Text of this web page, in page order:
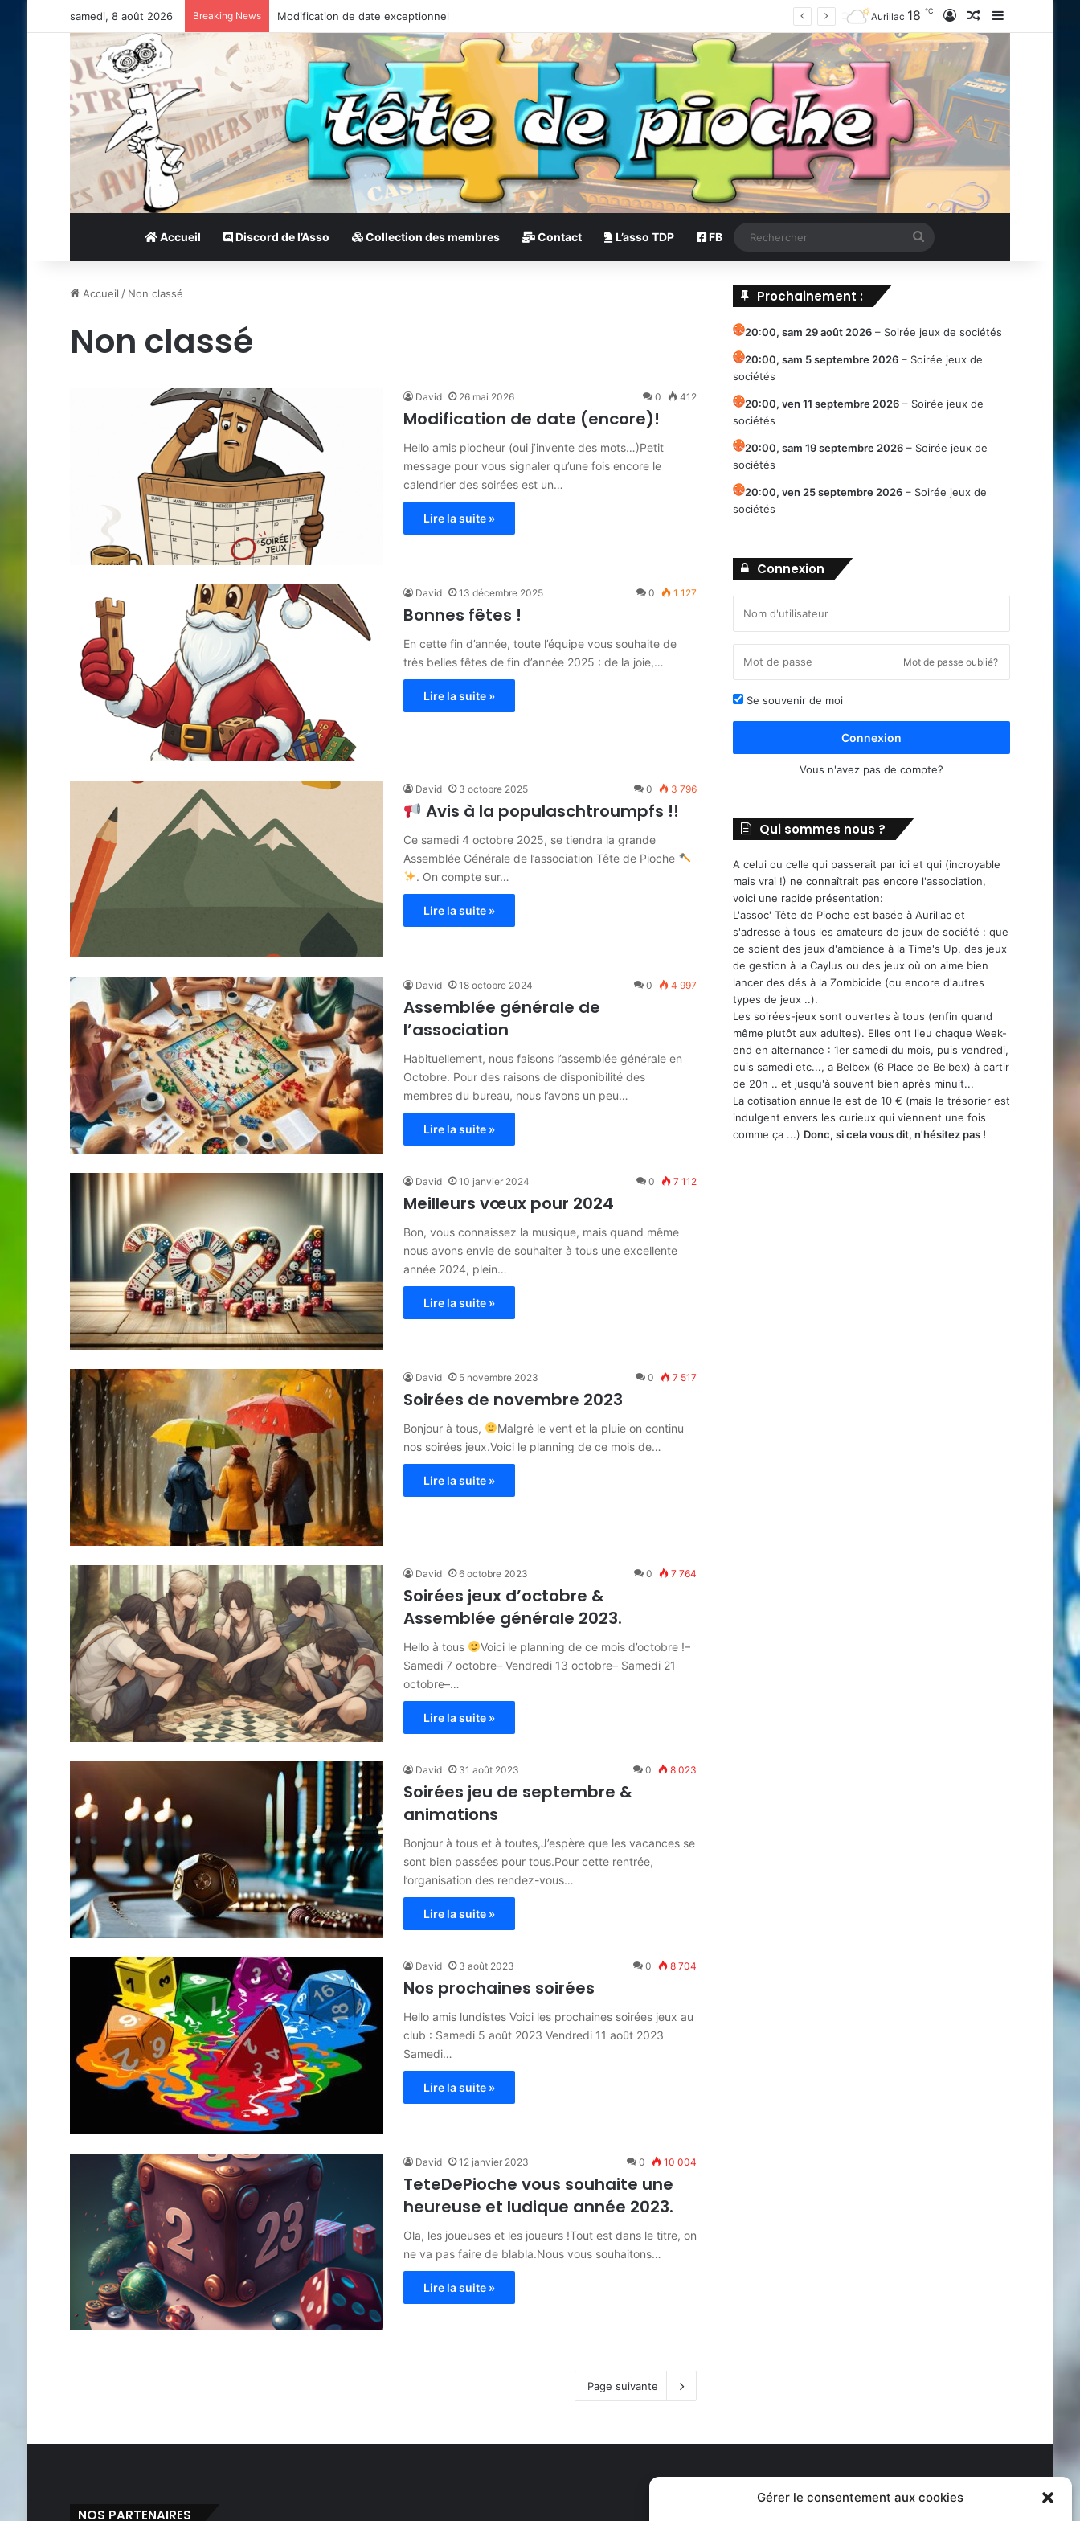
Gérer le consentement aux cookies
samedi, 8 août 2026 Breaking News Modification de date exceptionnel Aurillac 18 ℃ Connexion
Article Aléatoire
Sidebar
Accueil Discord de l’Asso Collection des membres Contact L’asso TDP FB Rechercher
Accueil / Non classé
Non classé
David 26 mai 2026 0 412
Modification de date (encore)!
Hello amis piocheur (oui j’invente des mots…)Petit
message pour vous signaler qu’une fois encore le
calendrier des soirées est un…
Lire la suite »
David 13 décembre 2025 0 1 127
Bonnes fêtes !
En cette fin d’année, toute l’équipe vous souhaite de
très belles fêtes de fin d’année 2025 : de la joie,…
Lire la suite »
David 3 octobre 2025 0 3 796
Avis à la populaschtroumpfs !!
Ce samedi 4 octobre 2025, se tiendra la grande
Assemblée Générale de l’association Tête de Pioche
. On compte sur…
Lire la suite »
David 18 octobre 2024 0 4 997
Assemblée générale de
l’association
Habituellement, nous faisons l’assemblée générale en
Octobre. Pour des raisons de disponibilité des
membres du bureau, nous l’avons un peu…
Lire la suite »
David 10 janvier 2024 0 7 112
Meilleurs vœux pour 2024
Bon, vous connaissez la musique, mais quand même
nous avons envie de souhaiter à tous une excellente
année 2024, plein…
Lire la suite »
David 5 novembre 2023 0 7 517
Soirées de novembre 2023
Bonjour à tous,
Malgré le vent et la pluie on continu
nos soirées jeux.Voici le planning de ce mois de…
Lire la suite »
David 6 octobre 2023 0 7 764
Soirées jeux d’octobre &
Assemblée générale 2023.
Hello à tous
Voici le planning de ce mois d’octobre !–
Samedi 7 octobre– Vendredi 13 octobre– Samedi 21
octobre–…
Lire la suite »
David 31 août 2023 0 8 023
Soirées jeu de septembre &
animations
Bonjour à tous et à toutes,J’espère que les vacances se
sont bien passées pour tous.Pour cette rentrée,
l’organisation des rendez-vous…
Lire la suite »
David 3 août 2023 0 8 704
Nos prochaines soirées
Hello amis lundistes Voici les prochaines soirées jeux au
club : Samedi 5 août 2023 Vendredi 11 août 2023
Samedi…
Lire la suite »
David 12 janvier 2023 0 10 004
TeteDePioche vous souhaite une
heureuse et ludique année 2023.
Ola, les joueuses et les joueurs !Tout est dans le titre, on
ne va pas faire de blabla.Nous vous souhaitons…
Lire la suite »
Page suivante
Prochainement :
20:00, sam 29 août 2026 – Soirée jeux de sociétés
20:00, sam 5 septembre 2026 – Soirée jeux de
sociétés
20:00, ven 11 septembre 2026 – Soirée jeux de
sociétés
20:00, sam 19 septembre 2026 – Soirée jeux de
sociétés
20:00, ven 25 septembre 2026 – Soirée jeux de
sociétés
Connexion
Mot de passe oublié?
Se souvenir de moi
Connexion
Vous n'avez pas de compte?
Qui sommes nous ?
A celui ou celle qui passerait par ici et qui (incroyable
mais vrai !) ne connaîtrait pas encore l'association,
voici une rapide présentation:
L'assoc' Tête de Pioche est basée à Aurillac et
s'adresse à tous les amateurs de jeux de société : que
ce soient des jeux d'ambiance à la Time's Up, des jeux
de gestion à la Caylus ou des jeux où on aime bien
lancer des dés à la Zombicide (ou encore d'autres
types de jeux ..).
Les soirées-jeux sont ouvertes à tous (enfin quand
même plutôt aux adultes). Elles ont lieu chaque Week-
end en alternance : 1er samedi du mois, puis vendredi,
puis samedi etc..., a Belbex (6 Place de Belbex) à partir
de 20h .. et jusqu'à souvent bien après minuit...
La cotisation annuelle est de 10 € (mais le trésorier est
indulgent envers les curieux qui viennent une fois
comme ça ...) Donc, si cela vous dit, n'hésitez pas !
NOS PARTENAIRES